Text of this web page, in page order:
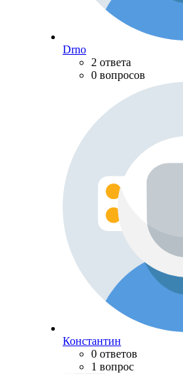
Drno
2 ответа
0 вопросов
Константин
0 ответов
1 вопрос